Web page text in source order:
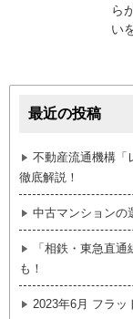
ら
い
最近の投稿
不動産流通機構「
徹底解説！
中古マンションの
「相鉄・東急直
も！
2023年6月 フラッ